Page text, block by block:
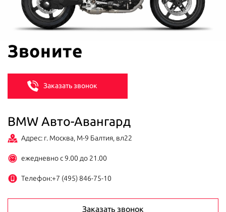
Звоните
Заказать звонок
BMW Авто-Авангард
Адрес: г. Москва, М-9 Балтия, вл22
ежедневно с 9.00 до 21.00
Телефон:+7 (495) 846-75-10
Заказать звонок